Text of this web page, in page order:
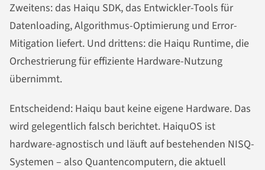
Zweitens: das Haiqu SDK, das Entwickler-Tools für
Datenloading, Algorithmus-Optimierung und Error-
Mitigation liefert. Und drittens: die Haiqu Runtime, die
Orchestrierung für effiziente Hardware-Nutzung
übernimmt.
Entscheidend: Haiqu baut keine eigene Hardware. Das
wird gelegentlich falsch berichtet. HaiquOS ist
hardware-agnostisch und läuft auf bestehenden NISQ-
Systemen – also Quantencomputern, die aktuell